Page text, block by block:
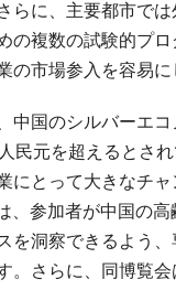
らに、主要都市で
の複数の試験的プ
の市場参入を容易に
中国のシルバーエ
民元を超えるとさ
にとって大きなチャ
、参加者が中国の高
を洞察できるよう
。さらに、同博覧会